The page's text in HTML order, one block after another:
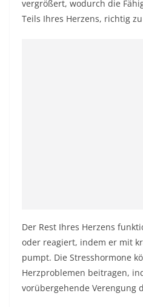
vergrößert, wodurch die
Teils Ihres Herzens, richtig
Der Rest Ihres Herzens
oder reagiert, indem er mit
pumpt. Die Stresshormone
Herzproblemen beitragen,
vorübergehende Verengung